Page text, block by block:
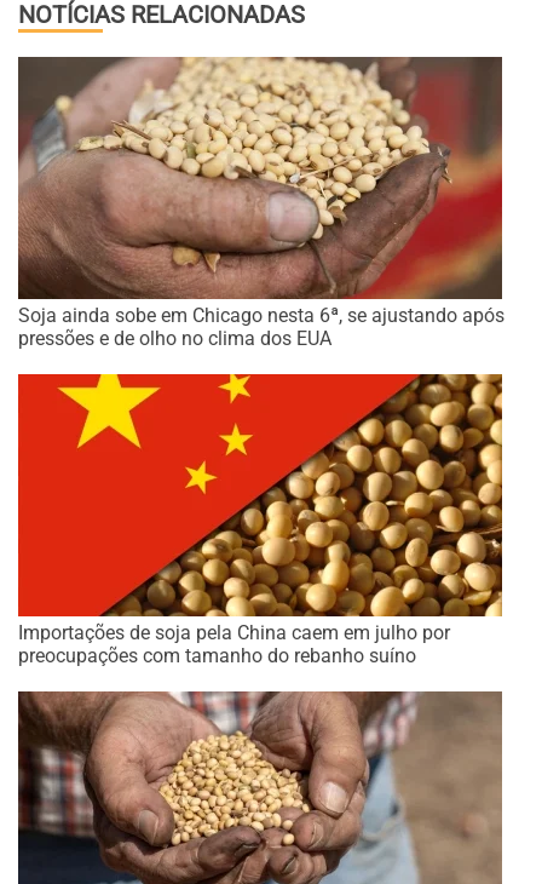
NOTÍCIAS RELACIONADAS
Soja ainda sobe em Chicago nesta 6ª, se ajustando após
pressões e de olho no clima dos EUA
Importações de soja pela China caem em julho por
preocupações com tamanho do rebanho suíno